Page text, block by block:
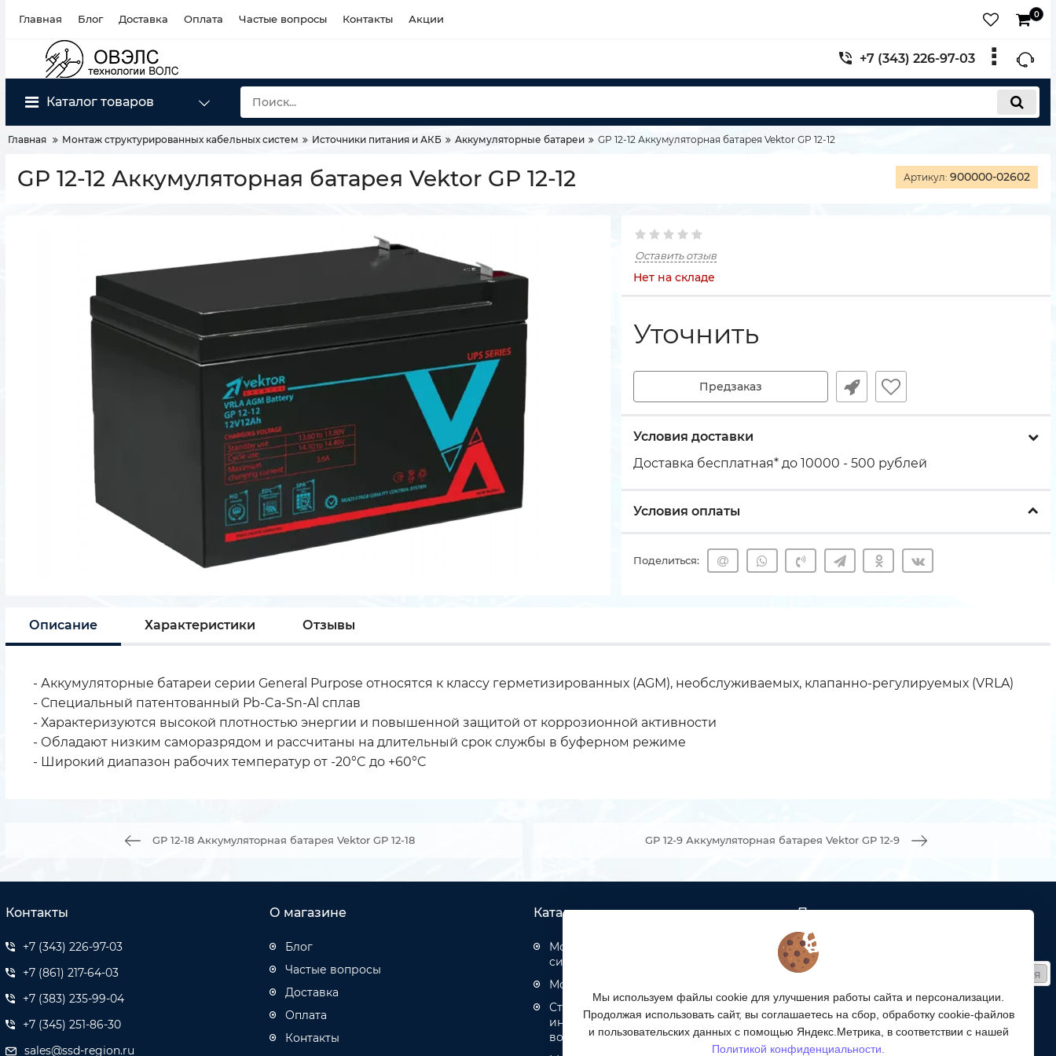
Главная Блог Доставка Оплата Частые вопросы Контакты Акции 0
+7 (343) 226-97-03
Каталог товаров
Главная Монтаж структурированных кабельных систем Источники питания и АКБ Аккумуляторные батареи GP 12-12 Аккумуляторная батарея Vektor GP 12-12
GP 12-12 Аккумуляторная батарея Vektor GP 12-12 Артикул: 900000-02602
Оставить отзыв
Нет на складе
Уточнить
Предзаказ
Условия доставки
Доставка бесплатная* до 10000 - 500 рублей
Условия оплаты
Поделиться:
Описание Характеристики Отзывы
- Аккумуляторные батареи серии General Purpose относятся к классу герметизированных (AGM), необслуживаемых, клапанно-регулируемых (VRLA)
- Специальный патентованный Pb-Ca-Sn-Al сплав
- Характеризуются высокой плотностью энергии и повышенной защитой от коррозионной активности
- Обладают низким саморазрядом и рассчитаны на длительный срок службы в буферном режиме
- Широкий диапазон рабочих температур от -20°C до +60°C
GP 12-18 Аккумуляторная батарея Vektor GP 12-18 GP 12-9 Аккумуляторная батарея Vektor GP 12-9
Контакты
+7 (343) 226-97-03
+7 (861) 217-64-03
+7 (383) 235-99-04
+7 (345) 251-86-30
sales@ssd-region.ru
О магазине
Блог
Частые вопросы
Доставка
Оплата
Контакты
Каталог товаров
Монтаж структурированных кабельных
систем
Монтаж оптических кабелей связи
Строительство инженерной
инфраструктуры связи, энергетики,
водоотведения
Подписка
Получайте только полезные статьи!
Подписаться
Согласен на обработку персональных данных
Мы в соцсетях:
Мы используем файлы cookie для улучшения работы сайта и персонализации.
Продолжая использовать сайт, вы соглашаетесь на сбор, обработку cookie-файлов
и пользовательских данных с помощью Яндекс.Метрика, в соответствии с нашей
Политикой конфиденциальности.